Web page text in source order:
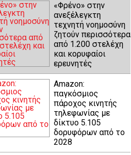
«Φρένο» στην
ανεξέλεγκτη
τεχνητή νοημοσύνη
ζητούν περισσότερα
από 1.200 στελέχη
και κορυφαίοι
ερευνητές
Amazon:
παγκόσμιος
πάροχος κινητής
τηλεφωνίας με
δίκτυο 5.105
δορυφόρων από το
2028